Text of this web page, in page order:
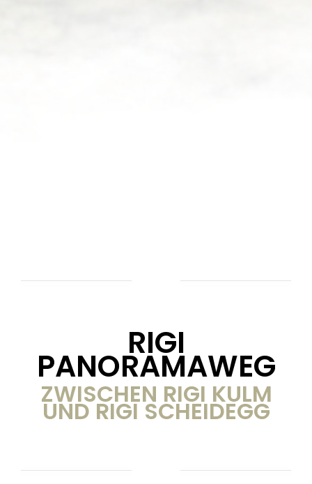
RIGI
PANORAMAWEG
ZWISCHEN RIGI KULM
UND RIGI SCHEIDEGG